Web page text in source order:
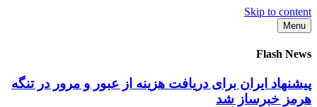
Skip to content
Menu
Flash News
پیشنهاد ایران برای دریافت هزینه از عبور و مرور در تنگه
هرمز خبرساز شد